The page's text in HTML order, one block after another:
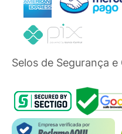
Selos de Segurança